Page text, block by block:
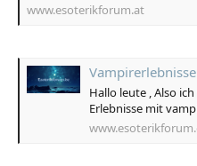
www.esoterikforum.at
Hallo leute , Also
Erlebnisse mit